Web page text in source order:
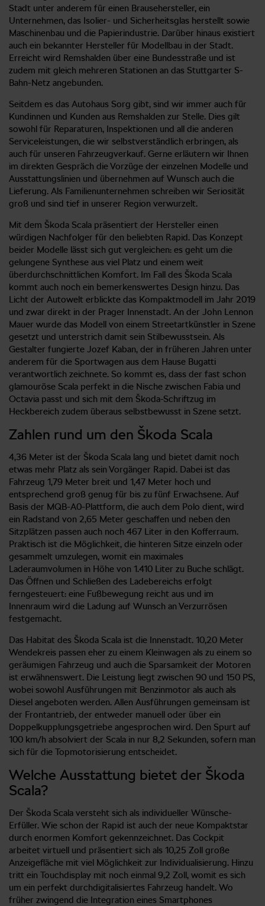
Stadt unter anderem für einen Brausehersteller, ein
Unternehmen, das Isolier- und Sicherheitsglas herstellt sowie
Maschinenbau und die Papierindustrie. Darüber hinaus existiert
auch ein bekannter Hersteller für Modellbau in der Stadt.
Erreicht wird Remshalden über eine Bundesstraße und ist
zudem mit gleich mehreren Stationen an das Stuttgarter S-
Bahn-Netz angebunden.
Seitdem es das Autohaus Sorg gibt, sind wir immer auch für
Kundinnen und Kunden aus Remshalden zur Stelle. Dies gilt
sowohl für Reparaturen, Inspektionen und all die anderen
Serviceleistungen, die wir selbstverständlich erbringen, als
auch für unseren Fahrzeugverkauf. Gerne erläutern wir Ihnen
im direkten Gespräch die Vorzüge der einzelnen Modelle und
Ausstattungslinien und übernehmen auf Wunsch auch die
Lieferung. Als Familienunternehmen schreiben wir Seriosität
groß und sind tief in unserer Region verwurzelt.
Mit dem Škoda Scala präsentiert der Hersteller einen
würdigen Nachfolger für den beliebten Rapid. Das Konzept
beider Modelle lässt sich gut vergleichen: es geht um die
gelungene Synthese aus viel Platz und einem weit
überdurchschnittlichen Komfort. Im Fall des Škoda Scala
kommt auch noch ein bemerkenswertes Design hinzu. Das
Licht der Autowelt erblickte das Kompaktmodell im Jahr 2019
und zwar direkt in der Prager Innenstadt. An der John Lennon
Mauer wurde das Modell von einem Streetartkünstler in Szene
gesetzt und unterstrich damit sein Stilbewusstsein. Als
Gestalter fungierte Jozef Kaban, der in früheren Jahren unter
anderem für die Sportwagen aus dem Hause Bugatti
verantwortlich zeichnete. So kommt es, dass der fast schon
glamouröse Scala perfekt in die Nische zwischen Fabia und
Octavia passt und sich mit dem Škoda-Schriftzug im
Heckbereich zudem überaus selbstbewusst in Szene setzt.
Zahlen rund um den Škoda Scala
4,36 Meter ist der Škoda Scala lang und bietet damit noch
etwas mehr Platz als sein Vorgänger Rapid. Dabei ist das
Fahrzeug 1,79 Meter breit und 1,47 Meter hoch und
entsprechend groß genug für bis zu fünf Erwachsene. Auf
Basis der MQB-A0-Plattform, die auch dem Polo dient, wird
ein Radstand von 2,65 Meter geschaffen und neben den
Sitzplätzen passen auch noch 467 Liter in den Kofferraum.
Praktisch ist die Möglichkeit, die hinteren Sitze einzeln oder
gesammelt umzulegen, womit ein maximales
Laderaumvolumen in Höhe von 1.410 Liter zu Buche schlägt.
Das Öffnen und Schließen des Ladebereichs erfolgt
ferngesteuert: eine Fußbewegung reicht aus und im
Innenraum wird die Ladung auf Wunsch an Verzurrösen
festgemacht.
Das Habitat des Škoda Scala ist die Innenstadt. 10,20 Meter
Wendekreis passen eher zu einem Kleinwagen als zu einem so
geräumigen Fahrzeug und auch die Sparsamkeit der Motoren
ist erwähnenswert. Die Leistung liegt zwischen 90 und 150 PS,
wobei sowohl Ausführungen mit Benzinmotor als auch als
Diesel angeboten werden. Allen Ausführungen gemeinsam ist
der Frontantrieb, der entweder manuell oder über ein
Doppelkupplungsgetriebe angesprochen wird. Den Spurt auf
100 km/h absolviert der Scala in nur 8,2 Sekunden, sofern man
sich für die Topmotorisierung entscheidet.
Welche Ausstattung bietet der Škoda
Scala?
Der Škoda Scala versteht sich als individueller Wünsche-
Erfüller. Wie schon der Rapid ist auch der neue Kompaktstar
durch enormen Komfort gekennzeichnet. Das Cockpit
arbeitet virtuell und präsentiert sich als 10,25 Zoll große
Anzeigefläche mit viel Möglichkeit zur Individualisierung. Hinzu
tritt ein Touchdisplay mit noch einmal 9,2 Zoll, womit es sich
um ein perfekt durchdigitalisiertes Fahrzeug handelt. Wo
früher zwingend die Integration eines Smartphones